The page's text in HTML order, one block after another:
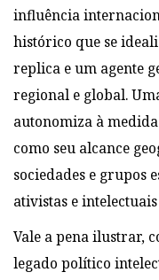
influência
histórico que se
replica e um agente
regional e global.
autonomiza à
como seu alcance
sociedades e grupos
ativistas e
Vale a pena ilustrar,
legado político